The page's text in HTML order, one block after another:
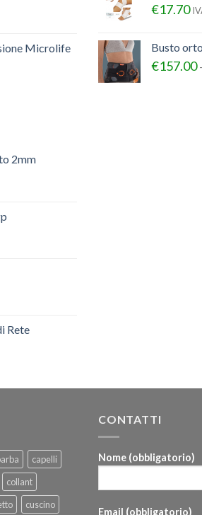
Microlife
€17.70
Busto
€157.00
2mm
Rete
capelli
collant
cuscino
CONTATTI
Nome (obbligatorio)
Email (obbligatorio)